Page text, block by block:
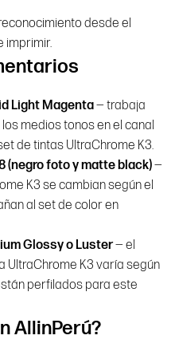
desde el
imprimir.
Light Magenta— trabaja
medios tonos en el canal
de tintas UltraChrome K3.
(negro foto y matte black)—
K3 se cambian según el
al set de color en
Glossy o Luster— el
UltraChrome K3 varía según
perfilados para este
AllinPerú?